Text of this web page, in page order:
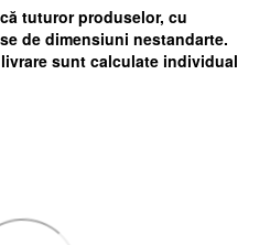
tuturor produselor, cu
de dimensiuni nestandarte.
sunt calculate individual